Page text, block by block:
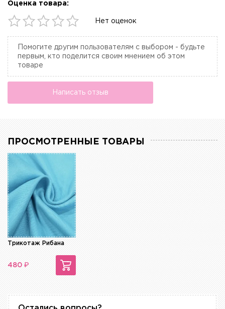
Оценка товара:
Нет оценок
Помогите другим пользователям с выбором - будьте
первым, кто поделится своим мнением об этом
товаре
Написать отзыв
ПРОСМОТРЕННЫЕ ТОВАРЫ
Трикотаж Рибана
480 ₽